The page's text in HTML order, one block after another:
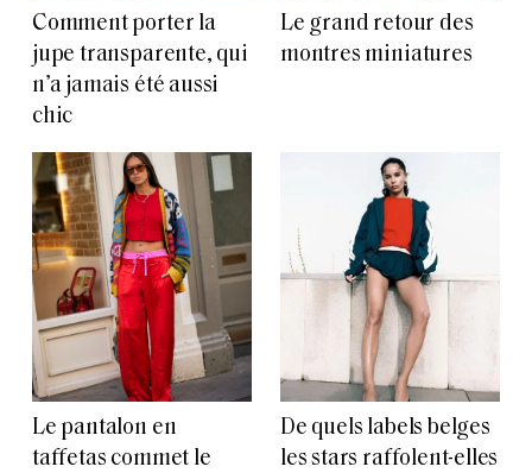
Comment porter la
jupe transparente, qui
n’a jamais été aussi
chic
Le grand retour des
montres miniatures
Le pantalon en
taffetas commet le
De quels labels belges
les stars raffolent-elles